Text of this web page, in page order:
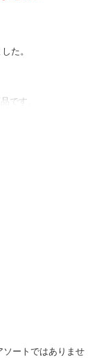
た。
です。
TOY ペットトイ
ト cat CAT 猫お
ンテリア ボステリ
ヨークシャテリ
シュナ ビーグ
マルプー 柴犬 豆
ラブラドールレト
犬 大型犬
達のように等しく同
ソートではありませ